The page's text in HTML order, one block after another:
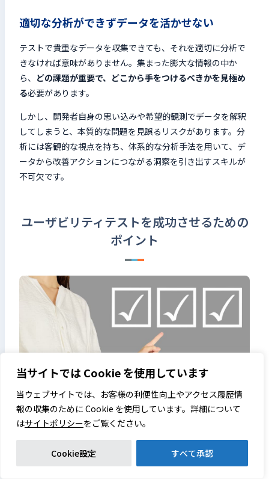
当サイトでは Cookie を使用しています
当ウェブサイトでは、お客様の利便性向上やアクセス履歴情
報の収集のために Cookie を使用しています。詳細について
はサイトポリシーをご覧ください。
Cookie設定 すべて承認
適切な分析ができずデータを活かせない
テストで貴重なデータを収集できても、それを適切に分析で
きなければ意味がありません。集まった膨大な情報の中か
ら、 どの課題が重要で、どこから手をつけるべきかを見極め
る必要があります。
しかし、開発者自身の思い込みや希望的観測でデータを解釈
してしまうと、本質的な問題を見誤るリスクがあります。分
析には客観的な視点を持ち、体系的な分析手法を用いて、デ
ータから改善アクションにつながる洞察を引き出すスキルが
不可欠です。
ユーザビリティテストを成功させるための
ポイント
イントを押さえることが重要です。コツを意識し、テストの